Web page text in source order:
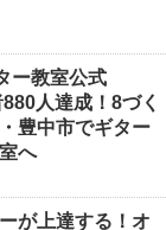
ー教室公式
人達成！8づく
豊中市でギター
へ
が上達する！オ